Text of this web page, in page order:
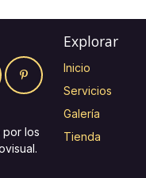
por los
Explorar
Inicio
Servicios
Galería
Tienda